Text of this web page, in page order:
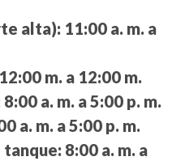
alta): 11:00 a. m. a
12:00 m. a 12:00 m.
8:00 a. m. a 5:00 p. m.
a. m. a 5:00 p. m.
8:00 a. m. a